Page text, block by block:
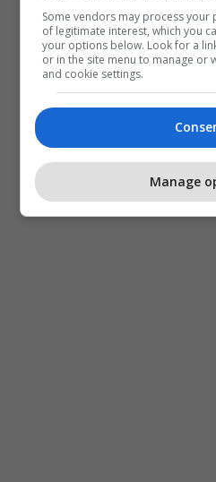
Shkurte Fejza Agnesa Behluli
Some vendors may process
of legitimate interest, which you
your options below. Look for a
or in the site menu to manage or
and cookie settings.
Manage